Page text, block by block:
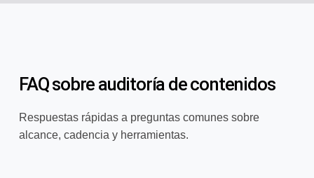
FAQ sobre auditoría de contenidos
Respuestas rápidas a preguntas comunes sobre
alcance, cadencia y herramientas.